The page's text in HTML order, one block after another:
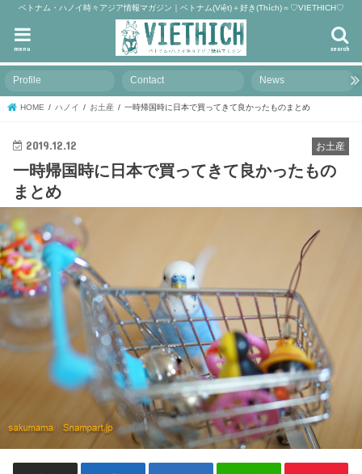
ベトナム・ハノイ時々アジア情報マガジン｜ベトナム(Việt)＋好き(Thích)＝♡VIETHICH♡
search
menu
Profile Contact News
HOME ハノイ お土産 一時帰国時に日本で買ってきて良かったものまとめ
お土産
2019.12.12
一時帰国時に日本で買ってきて良かったもの
まとめ